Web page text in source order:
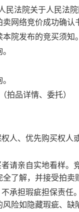
民法院关于人民法
网络竞价成功确
院发布的竞买须知
拍品详情、委托）
人、优先购买权
请亲自实地看样
了解，并接受拍
承担瑕疵担保责
险如隐藏瑕疵、